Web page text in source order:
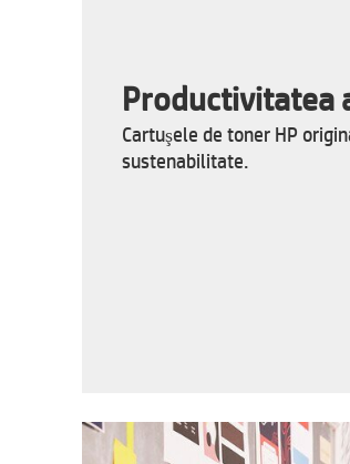
Productivitatea
Cartuşele de toner HP
sustenabilitate.